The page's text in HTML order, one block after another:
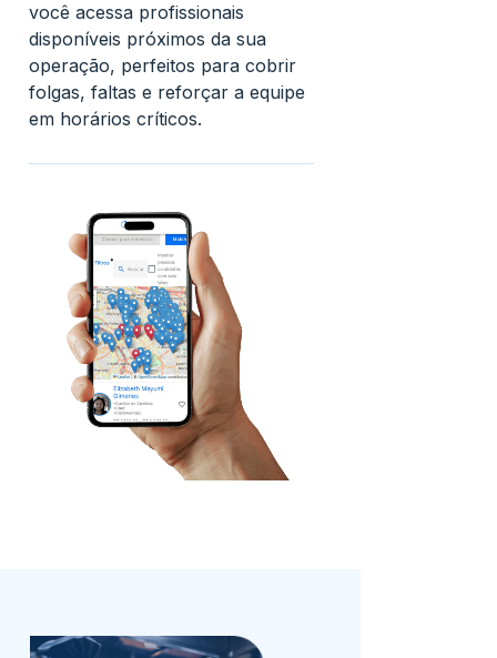
você acessa profissionais
disponíveis próximos da sua
operação, perfeitos para cobrir
folgas, faltas e reforçar a equipe
em horários críticos.